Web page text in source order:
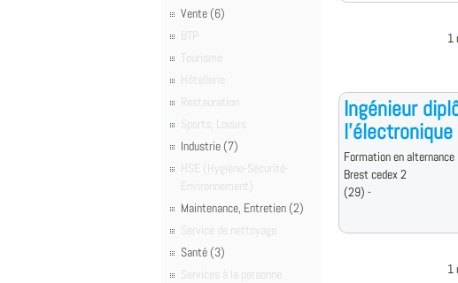
Vente (6)
BTP
Tourisme
Hôtellerie
Restauration
Sports, Loisirs
Industrie (7)
HSE (Hygiène-Sécurité-
Environnement)
Maintenance, Entretien (2)
Service de nettoyage
Santé (3)
Services à la personne
1
Ingénieur
Formation en alternance
Brest cedex 2
(29) -
1